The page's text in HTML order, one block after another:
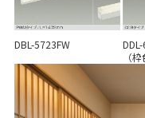
DBL-5723FW
（